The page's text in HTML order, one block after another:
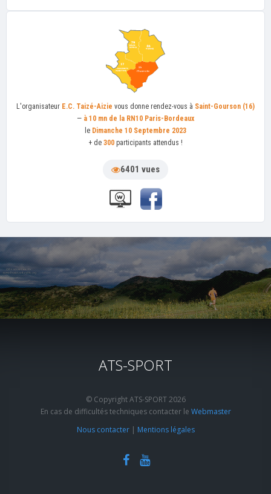
L'organisateur E.C. Taizé-Aizie vous donne rendez-vous à Saint-Gourson (16)
— à 10 mn de la RN10 Paris-Bordeaux
le Dimanche 10 Septembre 2023
+ de 300 participants attendus !
6401 vues
ATS-SPORT
© Copyright ATS-SPORT 2026
En cas de difficultés techniques contacter le Webmaster
Nous contacter| Mentions légales